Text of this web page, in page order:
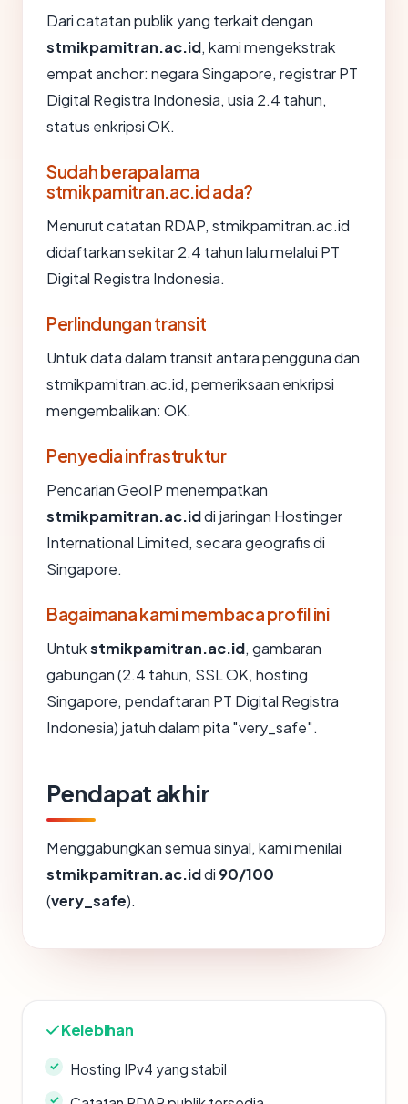
Dari catatan publik yang terkait dengan
stmikpamitran.ac.id, kami mengekstrak
empat anchor: negara Singapore, registrar PT
Digital Registra Indonesia, usia 2.4 tahun,
status enkripsi OK.
Sudah berapa lama
stmikpamitran.ac.id ada?
Menurut catatan RDAP, stmikpamitran.ac.id
didaftarkan sekitar 2.4 tahun lalu melalui PT
Digital Registra Indonesia.
Perlindungan transit
Untuk data dalam transit antara pengguna dan
stmikpamitran.ac.id, pemeriksaan enkripsi
mengembalikan: OK.
Penyedia infrastruktur
Pencarian GeoIP menempatkan
stmikpamitran.ac.iddi jaringan Hostinger
International Limited, secara geografis di
Singapore.
Bagaimana kami membaca profil ini
Untukstmikpamitran.ac.id, gambaran
gabungan (2.4 tahun, SSL OK, hosting
Singapore, pendaftaran PT Digital Registra
Indonesia) jatuh dalam pita "very_safe".
Pendapat akhir
Menggabungkan semua sinyal, kami menilai
stmikpamitran.ac.iddi 90/100
(very_safe).
Kelebihan
Hosting IPv4 yang stabil